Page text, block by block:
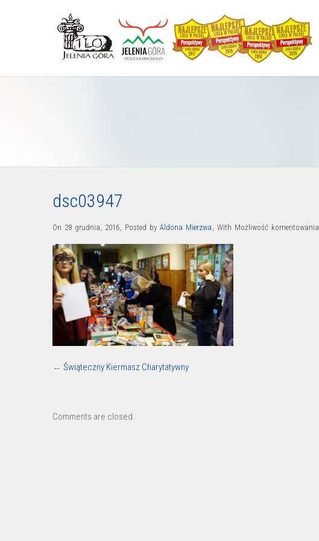
dsc03947
On 28 grudnia, 2016, Posted by Aldona Mierzwa , With Możliwość komentowania
← Świąteczny Kiermasz Charytatywny
Comments are closed.